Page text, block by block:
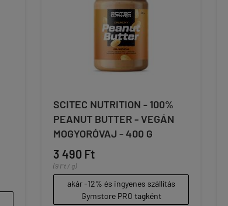
SCITEC NUTRITION - 100%
PEANUT BUTTER - VEGÁN
MOGYORÓVAJ - 400 G
3 490 Ft
(9 Ft / g)
akár -12% és ingyenes szállítás
Gymstore PRO tagként